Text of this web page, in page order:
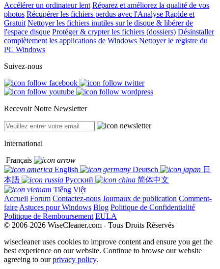
Accélérer un ordinateur lent Réparez et améliorez la qualité de vos
photos Récupérer les fichiers perdus avec l'Analyse Rapide et
Gratuit Nettoyer les fichiers inutiles sur le disque & libérer de
l'espace disque Protéger & crypter les fichiers (dossiers) Désinstaller
complètement les applications de Windows Nettoyer le registre du
PC Windows
Suivez-nous
Recevoir Notre Newsletter
International
Français
English
Deutsch
日
本語
Русский
简体中文
Tiếng Việt
Accueil Forum Contactez-nous Journaux de publication Comment-
faire Astuces pour Windows Blog Politique de Confidentialité
Politique de Remboursement EULA
© 2006-2026 WiseCleaner.com - Tous Droits Réservés
wisecleaner uses cookies to improve content and ensure you get the
best experience on our website. Continue to browse our website
agreeing to ourprivacy policy.